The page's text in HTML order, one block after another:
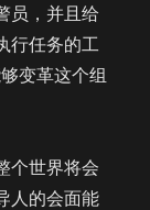
员，并且给
行任务的工
变革这个组
个世界将会
人的会面能